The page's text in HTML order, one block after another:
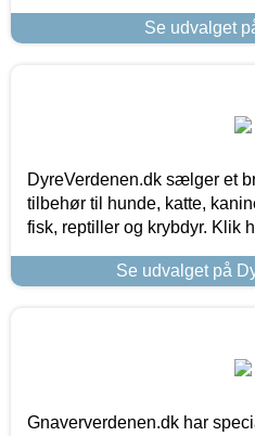
Se udvalget
DyreVerdenen.dk sælger et
tilbehør til hunde, katte,
fisk, reptiller og krybdyr. Klik
Se udvalget på
Gnaververdenen.dk har